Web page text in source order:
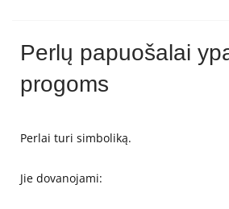
Perlų papuošalai
progoms
Perlai turi simboliką.
Jie dovanojami: